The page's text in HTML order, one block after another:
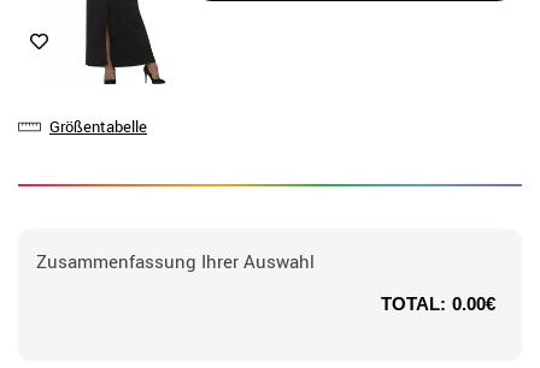
Größentabelle
Zusammenfassung Ihrer Auswahl
TOTAL: 0.00€